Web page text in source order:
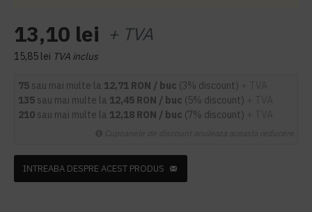
13,10 lei + TVA
15,85 lei TVA inclus
75 sau mai multe la 12,71 RON / buc (3% discount)
135 sau mai multe la 12,45 RON / buc (5% discount)
210 sau mai multe la 12,18 RON / buc (7% discount)
INTREABA DESPRE ACEST PRODUS